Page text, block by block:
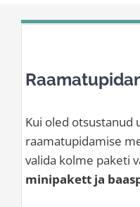
Kui oled otsustanud
raamatupidamise
valida kolme paketi
minipakett ja